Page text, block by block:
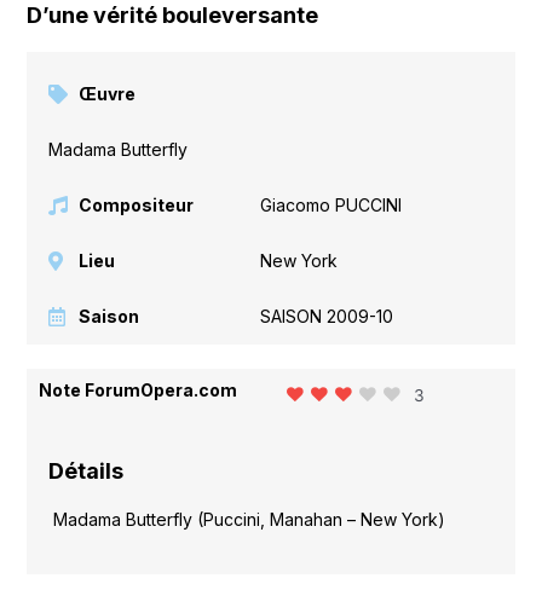
D’une vérité bouleversante
Œuvre
Madama Butterfly
Compositeur Giacomo PUCCINI
Lieu New York
Saison SAISON 2009-10
Note ForumOpera.com 3
Détails
Madama Butterfly (Puccini, Manahan – New York)